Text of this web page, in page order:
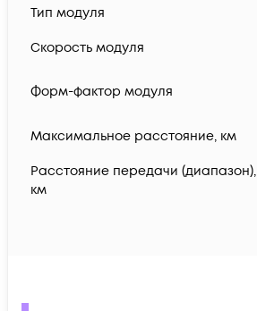
Тип модуля
Скорость модуля
Форм-фактор модуля
Максимальное расстояние, км
Расстояние передачи (диапазон),
км